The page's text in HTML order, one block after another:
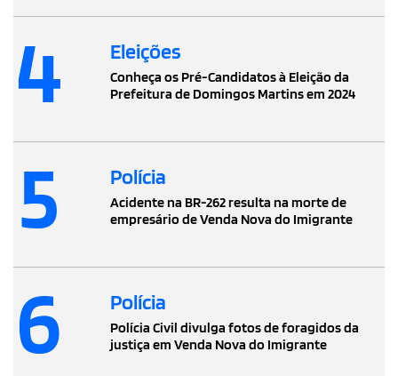
4 Eleições
Conheça os Pré-Candidatos à Eleição da
Prefeitura de Domingos Martins em 2024
5 Polícia
Acidente na BR-262 resulta na morte de
empresário de Venda Nova do Imigrante
6 Polícia
Polícia Civil divulga fotos de foragidos da
justiça em Venda Nova do Imigrante